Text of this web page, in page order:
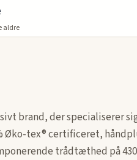
aldre
brand, der specialiserer
Øko-tex® certificeret,
trådtæthed på